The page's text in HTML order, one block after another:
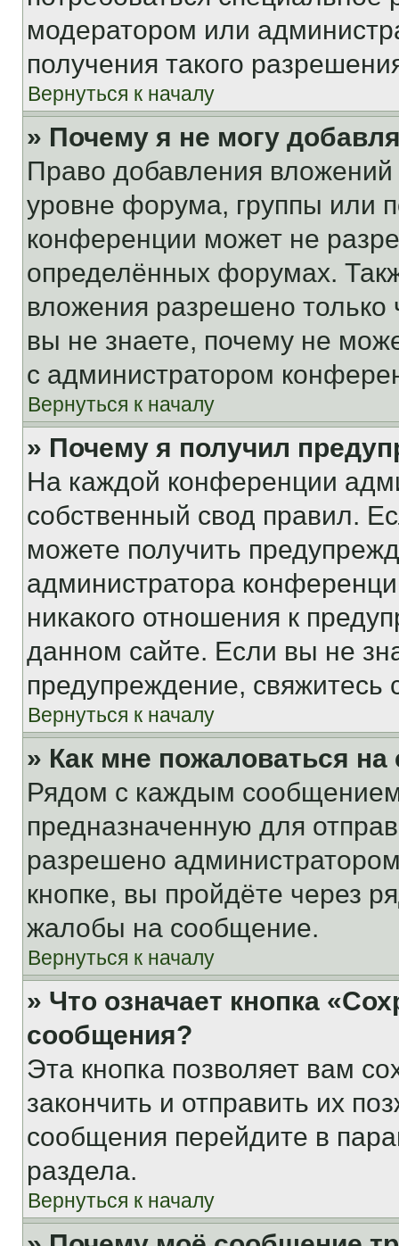
модератором или
получения такого
Вернуться к началу
» Почему я не могу
Право добавления
уровне форума, группы или
конференции может не
определённых форумах.
вложения разрешено
вы не знаете, почему не
с администратором
Вернуться к началу
» Почему я получил
На каждой конференции
собственный свод правил.
можете получить
администратора
никакого отношения к
данном сайте. Если вы не
предупреждение,
Вернуться к началу
» Как мне пожаловаться
Рядом с каждым сообщением
предназначенную для
разрешено
кнопке, вы пройдёте через
жалобы на сообщение.
Вернуться к началу
» Что означает кнопка
сообщения?
Эта кнопка позволяет вам
закончить и отправить их
сообщения перейдите в
раздела.
Вернуться к началу